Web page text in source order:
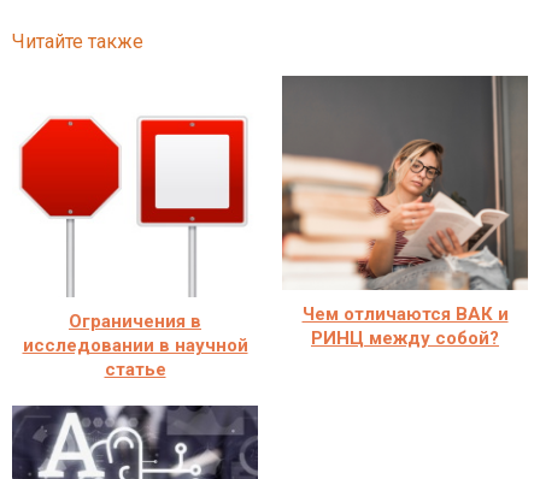
Читайте также
Ограничения в
исследовании в научной
статье
Чем отличаются ВАК и
РИНЦ между собой?